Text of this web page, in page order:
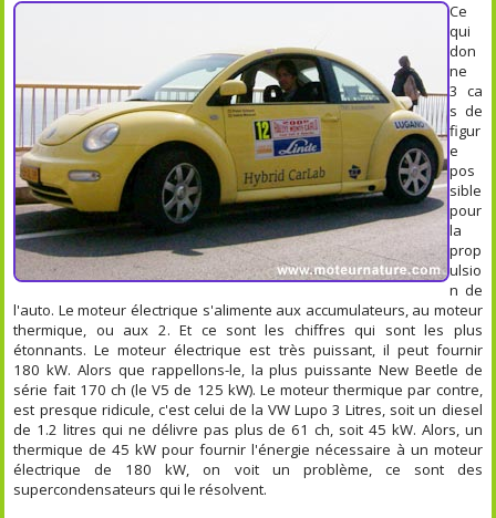
Ce
qui
don
ne
3 ca
s de
figur
e
pos
sible
pour
la
prop
ulsio
n de
l'auto. Le moteur électrique s'alimente aux accumulateurs, au moteur
thermique, ou aux 2. Et ce sont les chiffres qui sont les plus
étonnants. Le moteur électrique est très puissant, il peut fournir
180 kW. Alors que rappellons-le, la plus puissante New Beetle de
série fait 170 ch (le V5 de 125 kW). Le moteur thermique par contre,
est presque ridicule, c'est celui de la VW Lupo 3 Litres, soit un diesel
de 1.2 litres qui ne délivre pas plus de 61 ch, soit 45 kW. Alors, un
thermique de 45 kW pour fournir l'énergie nécessaire à un moteur
électrique de 180 kW, on voit un problème, ce sont des
supercondensateurs qui le résolvent.